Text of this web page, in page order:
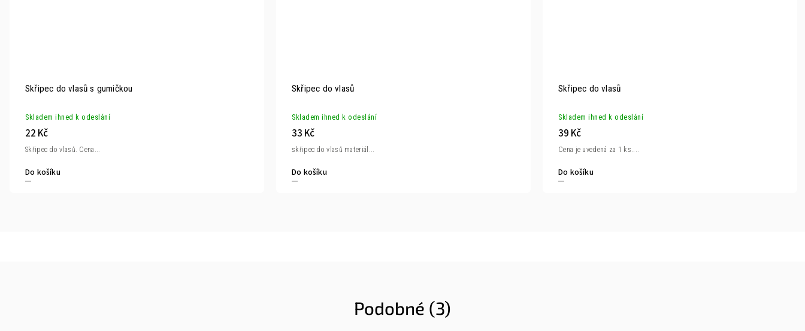
Skřipec do vlasů s gumičkou
Skladem ihned k odeslání
22 Kč
Do košíku
Skřipec do vlasů. Cena...
Skřipec do vlasů
Skladem ihned k odeslání
33 Kč
Do košíku
skřipec do vlasů materiál...
Skřipec do vlasů
Skladem ihned k odeslání
39 Kč
Do košíku
Cena je uvedená za 1 ks....
Podobné (3)